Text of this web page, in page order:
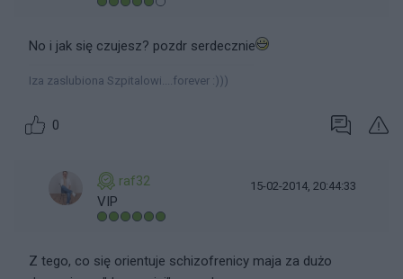
No i jak się czujesz? pozdr serdecznie
Iza zaslubiona Szpitalowi....forever :)))
0
raf32
VIP
15-02-2014, 20:44:33
Z tego, co się orientuje schizofrenicy maja za dużo